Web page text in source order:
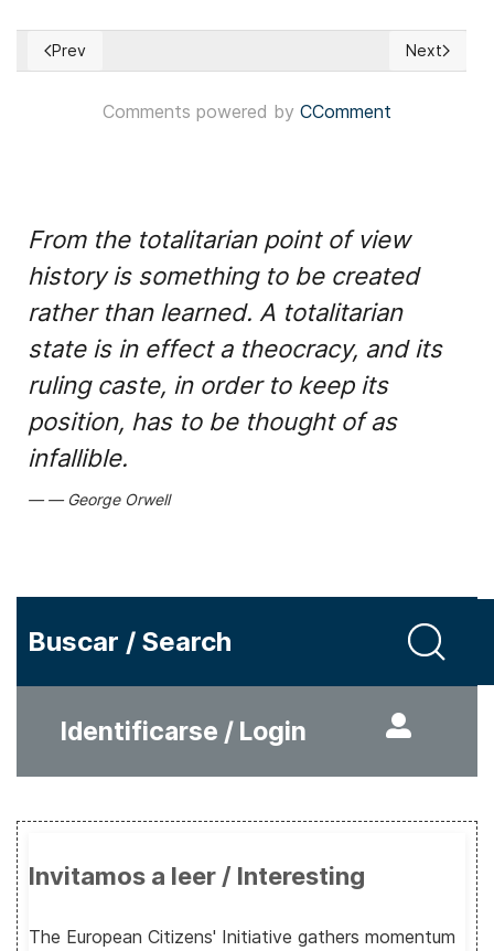
Previous article: Argentina: Peronismo podría buscar
Prev Next
Next
Comments powered by CComment
From the totalitarian point of view
history is something to be created
rather than learned. A totalitarian
state is in effect a theocracy, and its
ruling caste, in order to keep its
position, has to be thought of as
infallible.
George Orwell
Buscar / Search
Identificarse / Login
Invitamos a leer / Interesting
The European Citizens' Initiative gathers momentum